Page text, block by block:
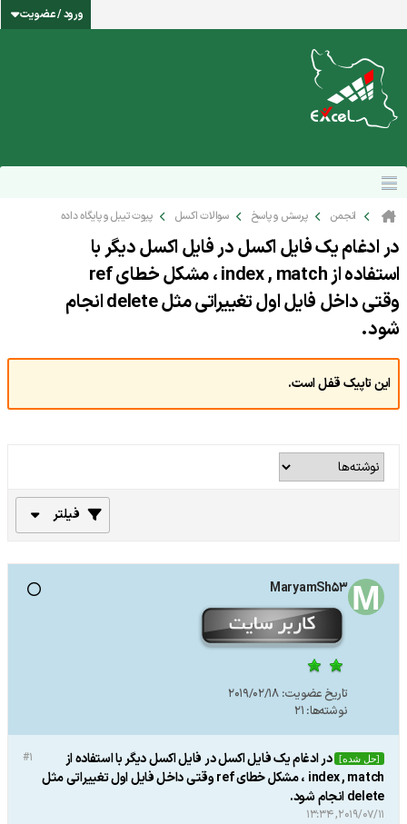
ورود / عضویت
انجمن پرسش و پاسخ سوالات اکسل پیوت تیبل و پایگاه داده
در ادغام یک فایل اکسل در فایل اکسل دیگر با
استفاده از index , match ، مشکل خطای ref
وقتی داخل فایل اول تغییراتی مثل delete انجام
شود.
این تاپیک قفل است.
فیلتر
MaryamSh53
تاریخ عضویت: 2019/02/18
نوشته‌ها: 21
#1 [حل شده] در ادغام یک فایل اکسل در فایل اکسل دیگر با استفاده از
index , match ، مشکل خطای ref وقتی داخل فایل اول تغییراتی مثل
delete انجام شود.
2019/07/11, 13:34